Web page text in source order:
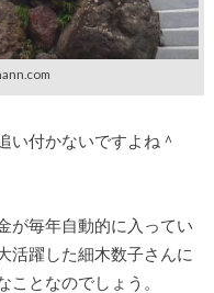
い付かないですよね＾
が毎年自動的に入ってい
活躍した細木数子さんに
となのでしょう。